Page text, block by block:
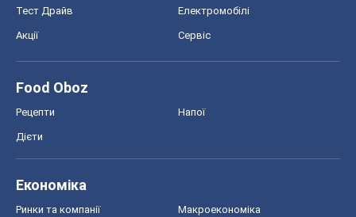
Тест Драйв Електромобілі
Акції Сервіс
Food Oboz
Рецепти Напої
Дієти
Економіка
Ринки та компанії Макроекономіка